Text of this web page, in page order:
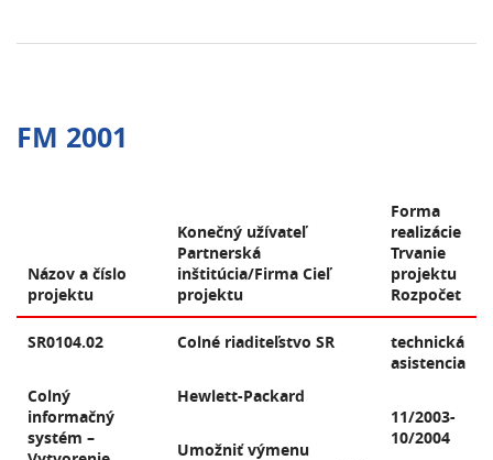
FM 2001
Názov a číslo
projektu
Konečný užívateľ
Partnerská
inštitúcia/Firma Cieľ
projektu
Forma
realizácie
Trvanie
projektu
Rozpočet
SR0104.02
Colný
informačný
systém –
Colné riaditeľstvo SR
Hewlett-Packard
Umožniť výmenu
technická
asistencia
11/2003-
10/2004